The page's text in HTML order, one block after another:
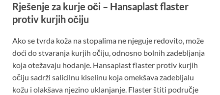
Rješenje za kurje oči – Hansaplast flaster
protiv kurjih očiju
Ako se tvrda koža na stopalima ne njeguje redovito, može
doći do stvaranja kurjih očiju, odnosno bolnih zadebljanja
koja otežavaju hodanje. Hansaplast flaster protiv kurjih
očiju sadrži salicilnu kiselinu koja omekšava zadebljalu
kožu i olakšava njezino uklanjanje. Flaster štiti područje